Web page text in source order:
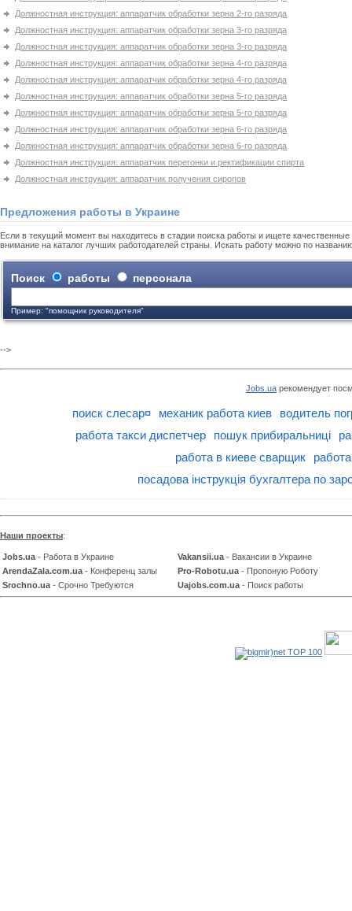
Должностная инструкция: аппаратчик обработки зерна 2-го разряда
Должностная инструкция: аппаратчик обработки зерна 3-го разряда
Должностная инструкция: аппаратчик обработки зерна 3-го разряда
Должностная инструкция: аппаратчик обработки зерна 4-го разряда
Должностная инструкция: аппаратчик обработки зерна 4-го разряда
Должностная инструкция: аппаратчик обработки зерна 5-го разряда
Должностная инструкция: аппаратчик обработки зерна 5-го разряда
Должностная инструкция: аппаратчик обработки зерна 6-го разряда
Должностная инструкция: аппаратчик обработки зерна 6-го разряда
Должностная инструкция: аппаратчик перегонки и ректификации спирта
Должностная инструкция: аппаратчик получения сиропов
Предложения работы в Украине
Если в текущий момент вы находитесь в стадии поиска работы и ищете
внимание на каталог лучших работодателей страны. Искать работу можно по
Поиск работы персонала
Пример: "помощник руководителя"
-->
Jobs.ua рекомендует
поиск слесар¤ механик работа киев
водитель
работа такси диспетчер
пошук прибиральниці
работа в киеве сварщик
посадова інструкція бухгалтера по
Наши проекты:
Jobs.ua - Работа в Украине Vakansii.ua - Вакансии в Украине
ArendaZala.com.ua - Конференц залы Pro-Robotu.ua - Пропоную Роботу
Srochno.ua - Срочно Требуются Uajobs.com.ua - Поиск работы